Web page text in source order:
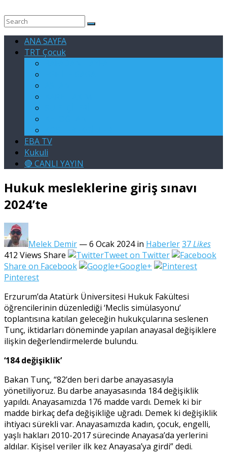
ANA SAYFA
TRT Çocuk
EBA TV
Kukuli
🔴 CANLI YAYIN
Hukuk mesleklerine giriş sınavı
2024’te
Melek Demir — 6 Ocak 2024 in Haberler37Likes
412 Views Share
Tweet on Twitter
Share on Facebook
Google+
Pinterest
Erzurum’da Atatürk Üniversitesi Hukuk Fakültesi
öğrencilerinin düzenlediği ‘Meclis simülasyonu’
toplantısına katılan geleceğin hukukçularına seslenen
Tunç, iktidarları döneminde yapılan anayasal değişiklere
ilişkin değerlendirmelerde bulundu.
‘184 değişiklik’
Bakan Tunç, “82’den beri darbe anayasasıyla
yönetiliyoruz. Bu darbe anayasasında 184 değişiklik
yapıldı. Anayasamızda 176 madde vardı. Demek ki bir
madde birkaç defa değişikliğe uğradı. Demek ki değişiklik
ihtiyacı sürekli var. Anayasamızda kadın, çocuk, engelli,
yaşlı hakları 2010-2017 sürecinde Anayasa’da yerlerini
aldılar. Kişisel veriler ilk kez Anayasa’ya girdi” dedi.